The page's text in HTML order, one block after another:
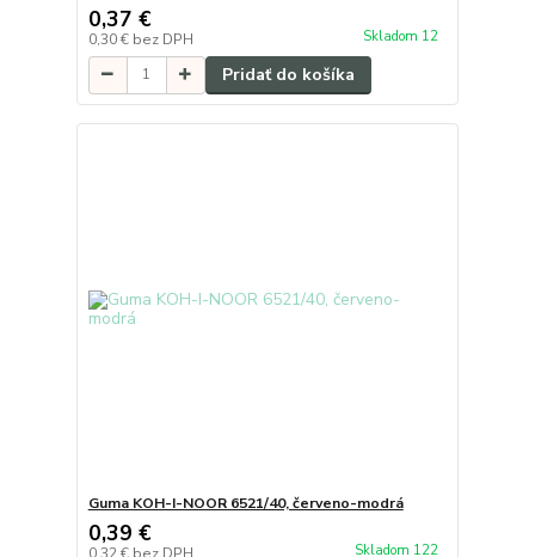
0,37 €
0,30 € bez DPH Skladom 12
Pridať do košíka
Guma KOH-I-NOOR 6521/40, červeno-modrá
0,39 €
Skladom 122